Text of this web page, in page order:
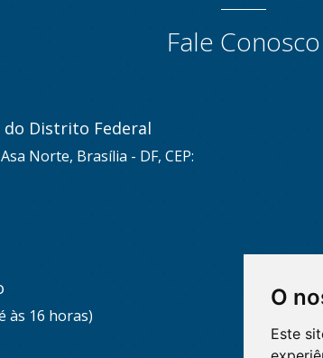
O
Este
Fale Conosco
do Distrito Federal
Norte, Brasília - DF, CEP:
às 16 horas)